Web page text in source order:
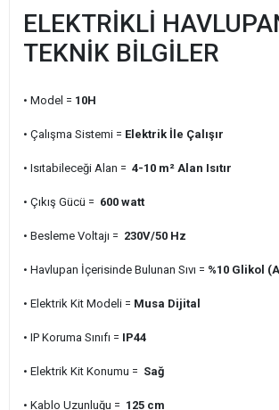
ELEKTRİKLİ
TEKNİK BİLGİLER
• Model = 10H
• Çalışma Sistemi = Elektrik İle Çalışır
• Isıtabileceği Alan = 4-10 m² Alan Isıtır
• Çıkış Gücü = 600 watt
• Besleme Voltajı = 230V/50 Hz
• Havlupan İçerisinde Bulunan Sıvı = %10 Glikol
• Elektrik Kit Modeli = Musa Dijital
• IP Koruma Sınıfı = IP44
• Elektrik Kit Konumu = Sağ
• Kablo Uzunluğu = 125 cm